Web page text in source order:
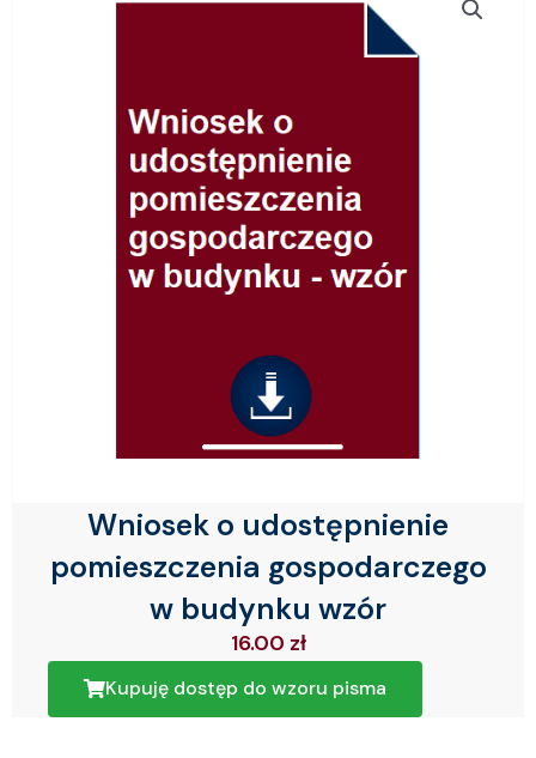
Wniosek o udostępnienie
pomieszczenia gospodarczego
w budynku wzór
16.00 zł
Kupuję dostęp do wzoru pisma